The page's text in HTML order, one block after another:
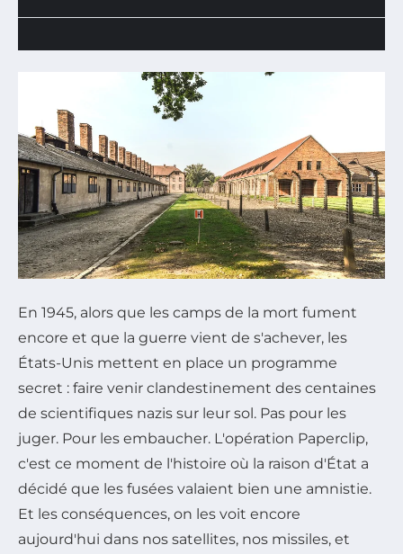
En 1945, alors que les camps de la mort fument
encore et que la guerre vient de s'achever, les
États-Unis mettent en place un programme
secret : faire venir clandestinement des centaines
de scientifiques nazis sur leur sol. Pas pour les
juger. Pour les embaucher. L'opération Paperclip,
c'est ce moment de l'histoire où la raison d'État a
décidé que les fusées valaient bien une amnistie.
Et les conséquences, on les voit encore
aujourd'hui dans nos satellites, nos missiles, et